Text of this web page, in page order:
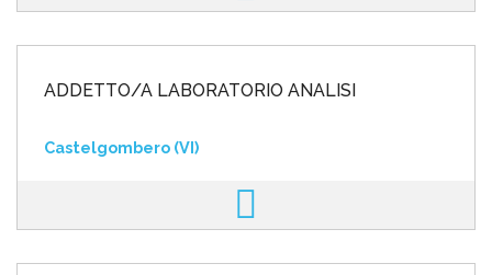
ADDETTO/A LABORATORIO ANALISI
Castelgombero (VI)